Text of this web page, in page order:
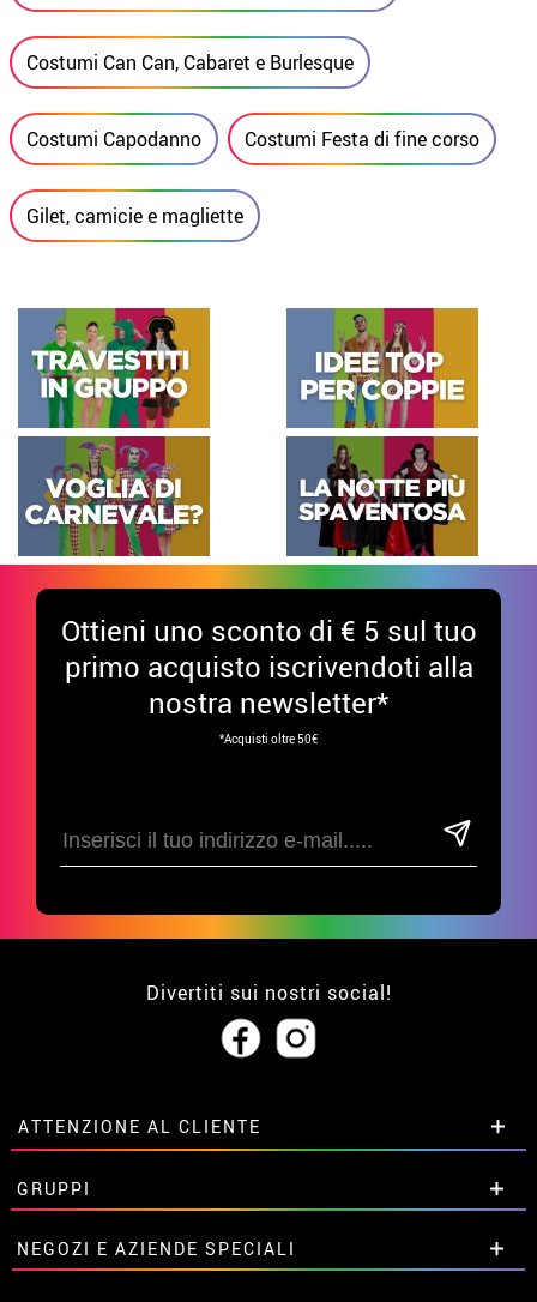
Costumi Can Can, Cabaret e Burlesque
Costumi Capodanno Costumi Festa di fine corso
Gilet, camicie e magliette
Ottieni uno sconto di € 5 sul tuo
primo acquisto iscrivendoti alla
nostra newsletter*
*Acquisti oltre 50€
Divertiti sui nostri social!
ATTENZIONE AL CLIENTE
• Su di noi
• Condizioni di vendita
• Avviso legale privacy
• Attenzione al cliente
GRUPPI
Sconti speciali per gruppi.
Contattaci qui
NEGOZI E AZIENDE SPECIALI